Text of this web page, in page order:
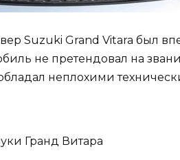
Suzuki Grand Vitara был
не претендовал на
неплохими
Гранд Витара